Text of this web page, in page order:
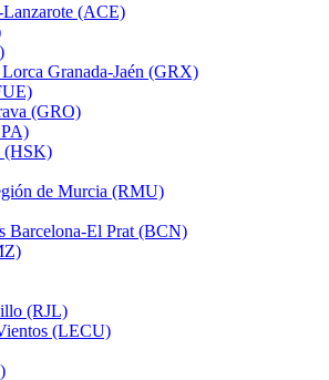
(ACE)
Granada-Jaén (GRX)
(GRO)
(HSK)
de Murcia (RMU)
Barcelona-El Prat (BCN)
(RJL)
(LECU)